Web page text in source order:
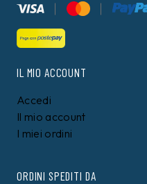
IL MIO ACCOUNT
Accedi
Il mio account
I miei ordini
ORDINI SPEDITI DA